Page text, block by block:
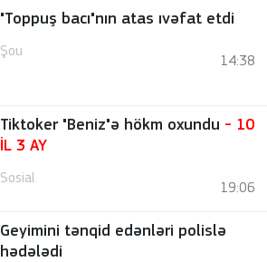
"Toppuş bacı"nın atas ıvəfat etdi
Şou
14:38
Tiktoker "Beniz"ə hökm oxundu - 10
İL 3 AY
Sosial
19:06
Geyimini tənqid edənləri polislə
hədələdi